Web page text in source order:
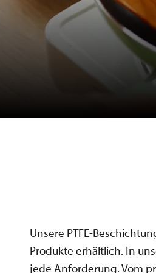
Unsere PTFE-
Produkte erhältlich. In
jede Anforderung. Vom